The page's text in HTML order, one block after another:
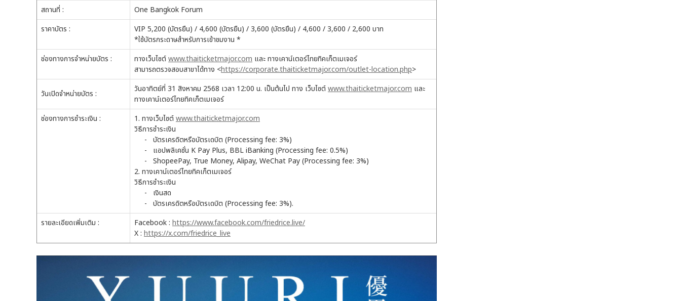
สถานที่ :
One Bangkok Forum
ราคาบัตร :
VIP 5,200 (บัตรยืน) / 4,600 (บัตรยืน) / 3,600 (บัตรยืน) / 4,600 / 3,600 / 2,600 บาท
*ใช้บัตรกระดาษสำหรับการเข้าชมงาน *
ช่องทางการจำหน่ายบัตร :
ทางเว็บไซต์www.thaiticketmajor.com และ ทางเคาน์เตอร์ไทยทิคเก็ตเมเจอร์
สามารถตรวจสอบสาขาได้ทาง <https://corporate.thaiticketmajor.com/outlet-location.php>
วันเปิดจำหน่ายบัตร : วันอาทิตย์ที่ 31 สิงหาคม 2568 เวลา 12:00 น. เป็นต้นไป ทาง เว็บไซต์www.thaiticketmajor.com และ
ทางเคาน์เตอร์ไทยทิคเก็ตเมเจอร์
ช่องทางการชำระเงิน :
1. ทางเว็บไซต์www.thaiticketmajor.com
วิธีการชำระเงิน
- บัตรเครดิตหรือบัตรเดบิต (Processing fee: 3%)
- แอปพลิเคชั่น K Pay Plus, BBL iBanking (Processing fee: 0.5%)
- ShopeePay, True Money, Alipay, WeChat Pay (Processing fee: 3%)
2. ทางเคาน์เตอร์ไทยทิคเก็ตเมเจอร์
วิธีการชำระเงิน
- เงินสด
- บัตรเครดิตหรือบัตรเดบิต (Processing fee: 3%).
รายละเอียดเพิ่มเติม :
Facebook : https://www.facebook.com/friedrice.live/
X : https://x.com/friedrice_live